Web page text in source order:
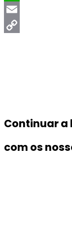
WhatsApp
Email
Continuar a
com os